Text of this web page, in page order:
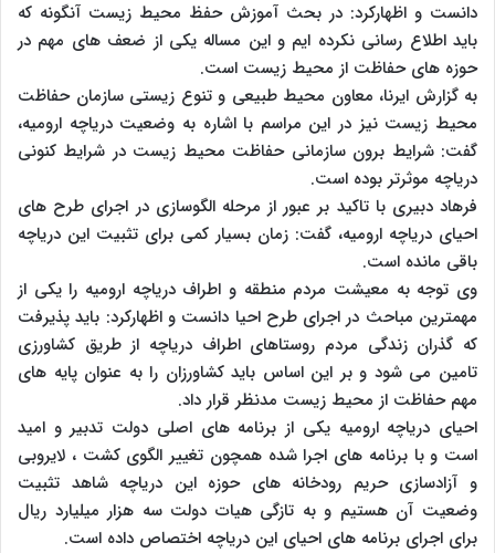
دانست و اظهارکرد: در بحث آموزش حفظ محیط زیست آنگونه که
باید اطلاع رسانی نکرده ایم و این مساله یکی از ضعف های مهم در
حوزه های حفاظت از محیط زیست است.
به گزارش ایرنا، معاون محیط طبیعی و تنوع زیستی سازمان حفاظت
محیط زیست نیز در این مراسم با اشاره به وضعیت دریاچه ارومیه،
گفت: شرایط برون سازمانی حفاظت محیط زیست در شرایط کنونی
دریاچه موثرتر بوده است.
فرهاد دبیری با تاکید بر عبور از مرحله الگوسازی در اجرای طرح های
احیای دریاچه ارومیه، گفت: زمان بسیار کمی برای تثبیت این دریاچه
باقی مانده است.
وی توجه به معیشت مردم منطقه و اطراف دریاچه ارومیه را یکی از
مهمترین مباحث در اجرای طرح احیا دانست و اظهارکرد: باید پذیرفت
که گذران زندگی مردم روستاهای اطراف دریاچه از طریق کشاورزی
تامین می شود و بر این اساس باید کشاورزان را به عنوان پایه های
مهم حفاظت از محیط زیست مدنظر قرار داد.
احیای دریاچه ارومیه یکی از برنامه های اصلی دولت تدبیر و امید
است و با برنامه های اجرا شده همچون تغییر الگوی کشت ، لایروبی
و آزادسازی حریم رودخانه های حوزه این دریاچه شاهد تثبیت
وضعیت آن هستیم و به تازگی هیات دولت سه هزار میلیارد ریال
برای اجرای برنامه های احیای این دریاچه اختصاص داده است.